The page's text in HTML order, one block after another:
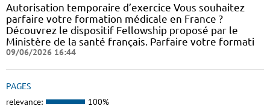
Autorisation temporaire d’exercice Vous souhaitez
parfaire votre formation médicale en France ?
Découvrez le dispositif Fellowship proposé par le
Ministère de la santé français. Parfaire votre formati
09/06/2026 16:44
PAGES
relevance: 100%